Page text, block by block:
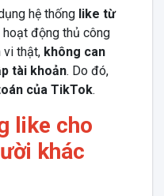
hệ thống like từ
hoạt động thủ công
vi thật, không can
tài khoản. Do đó,
của TikTok.
like cho
khác